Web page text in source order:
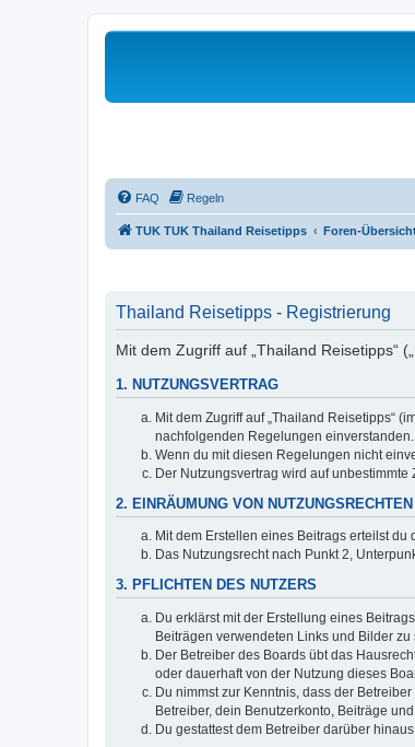
FAQ Regeln
TUK TUK Thailand Reisetipps Foren-
Thailand Reisetipps - Registrierung
Mit dem Zugriff auf „Thailand Reisetipps“
1. NUTZUNGSVERTRAG
Mit dem Zugriff auf „Thailand Reisetipps“
nachfolgenden Regelungen einverstanden.
Wenn du mit diesen Regelungen nicht
Der Nutzungsvertrag wird auf
2. EINRÄUMUNG VON NUTZUNGSRECHTEN
Mit dem Erstellen eines Beitrags erteilst
Das Nutzungsrecht nach Punkt 2,
3. PFLICHTEN DES NUTZERS
Du erklärst mit der Erstellung eines
Beiträgen verwendeten Links und Bilder zu
Der Betreiber des Boards übt das
oder dauerhaft von der Nutzung dieses
Du nimmst zur Kenntnis, dass der
Betreiber, dein Benutzerkonto, Beiträge
Du gestattest dem Betreiber darüber